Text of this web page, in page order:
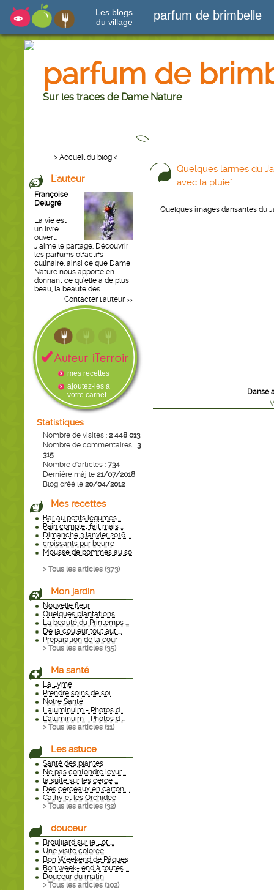
Les blogs
du village
parfum de brimbelle
parfum de
Sur les traces de Dame Nature
> Accueil du blog <
L'auteur
Françoise
Delugré
La vie est
un livre
ouvert.
J'aime le partage. Découvrir
les parfums olfactifs
culinaire, ainsi ce que Dame
Nature nous apporte en
donnant ce qu’elle a de plus
beau, la beauté des ...
Contacter l'auteur >>
mes recettes
ajoutez-les à
votre carnet
Statistiques
Nombre de visites : 2 448 013
Nombre de commentaires : 3
315
Nombre d'articles : 734
Dernière màj le 21/07/2018
Blog créé le 20/04/2012
Mes recettes
Bar au petits légumes ...
Pain complet fait mais ...
Dimanche 3Janvier 2016 ...
croissants pur beurre
Mousse de pommes au so
...
> Tous les articles (373)
Mon jardin
Nouvelle fleur
Quelques plantations
La beauté du Printemps ...
De la couleur tout aut ...
Préparation de la cour
> Tous les articles (35)
Ma santé
La Lyme
Prendre soins de soi
Notre Santé
L'aluminuim - Photos d ...
L'aluminuim - Photos d ...
> Tous les articles (11)
Les astuce
Santé des plantes
Ne pas confondre levur ...
la suite sur les cerce ...
Des cerceaux en carton ...
Cathy et les Orchidée
> Tous les articles (32)
douceur
Brouillard sur le Lot ...
Une visite colorée
Bon Weekend de Pâques
Bon week- end à toutes ...
Douceur du matin
> Tous les articles (102)
Quelques larmes du
avec la pluie"
Quelques images dansantes du
Danse